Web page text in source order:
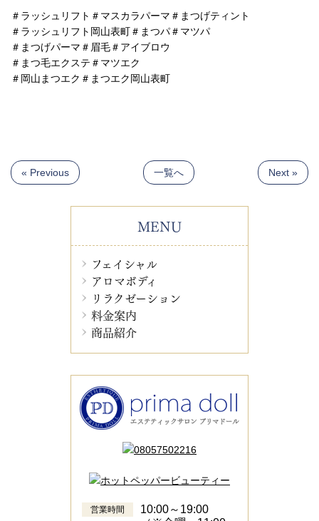
＃ラッシュリフト＃マスカラパーマ＃まつげティント
＃ラッシュリフト岡山表町＃まつパ＃マツパ
＃まつげパーマ＃眉毛＃アイブロウ
＃まつ毛エクステ＃マツエク
＃岡山まつエク＃まつエク岡山表町
« Previous 一覧へ Next »
MENU
フェイシャル
アロマボディ
リラクゼーション
料金案内
商品紹介
営業時間
10:00～19:00